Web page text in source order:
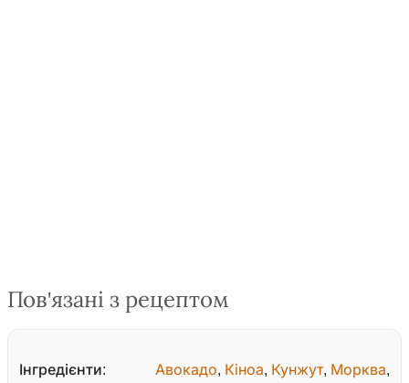
Пов'язані з рецептом
Інгредієнти: Авокадо, Кіноа, Кунжут, Морква,